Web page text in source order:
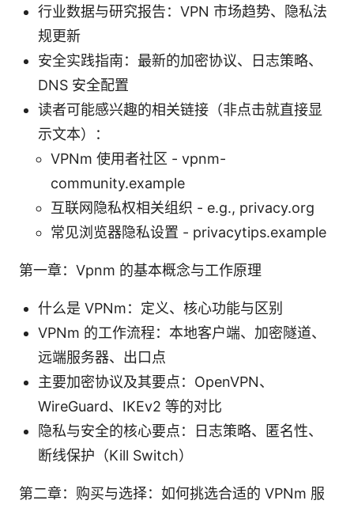
行业数据与研究报告：VPN 市场趋势、隐私法
规更新
安全实践指南：最新的加密协议、日志策略、
DNS 安全配置
读者可能感兴趣的相关链接（非点击就直接显
示文本）：
VPNm 使用者社区 - vpnm-
community.example
互联网隐私权相关组织 - e.g., privacy.org
常见浏览器隐私设置 - privacytips.example
第一章：Vpnm 的基本概念与工作原理
什么是 VPNm：定义、核心功能与区别
VPNm 的工作流程：本地客户端、加密隧道、
远端服务器、出口点
主要加密协议及其要点：OpenVPN、
WireGuard、IKEv2 等的对比
隐私与安全的核心要点：日志策略、匿名性、
断线保护（Kill Switch）
第二章：购买与选择：如何挑选合适的 VPNm 服